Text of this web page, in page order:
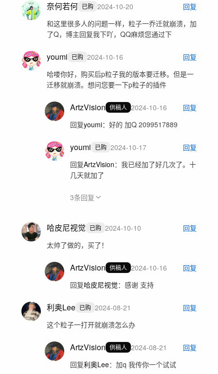
奈何若何 已购 2024-10-20
回复
和这里很多人的问题一样，粒子一乔迁就崩溃，加
了Q，博主回复我下吖，QQ麻烦您通过下
youmi 已购 2024-10-16
回复
哈喽你好，购买后p粒子我的版本要迁移。但是一
迁移就崩溃。想问您要一下p粒子的插件
ArtzVision 供稿人 2024-10-16
回复
回复youmi： 好的 加Q 2099517889
youmi 已购 2024-10-17
回复
回复ArtzVision： 我已经加了好几次了。十
几天就加了
3条回复
哈皮尼视觉 已购 2024-10-10
回复
太帅了做的，买了！
ArtzVision 供稿人 2024-10-16
回复
回复哈皮尼视觉： 感谢 支持
利奥Lee 已购 2024-08-21
回复
这个粒子一打开就崩溃怎么办
ArtzVision 供稿人 2024-08-21
回复
回复利奥Lee： 加q 我传你一个试试